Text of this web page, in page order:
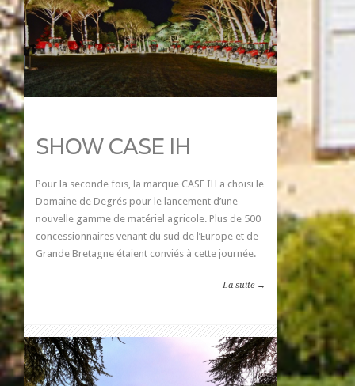
SHOW CASE IH
Pour la seconde fois, la marque CASE IH a choisi le
Domaine de Degrés pour le lancement d’une
nouvelle gamme de matériel agricole. Plus de 500
concessionnaires venant du sud de l’Europe et de
Grande Bretagne étaient conviés à cette journée.
La suite →